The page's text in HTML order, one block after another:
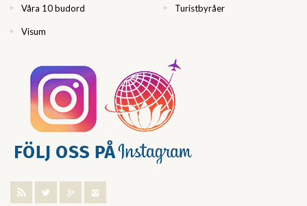
Våra 10 budord Turistbyråer
Visum